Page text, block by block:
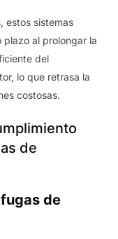
estos sistemas
al prolongar la
del
lo que retrasa la
costosas.
de
de